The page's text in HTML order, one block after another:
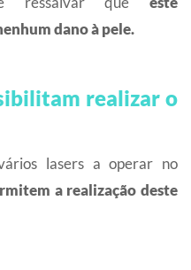
dano à pele.
realizar o
lasers a operar no
a realização deste